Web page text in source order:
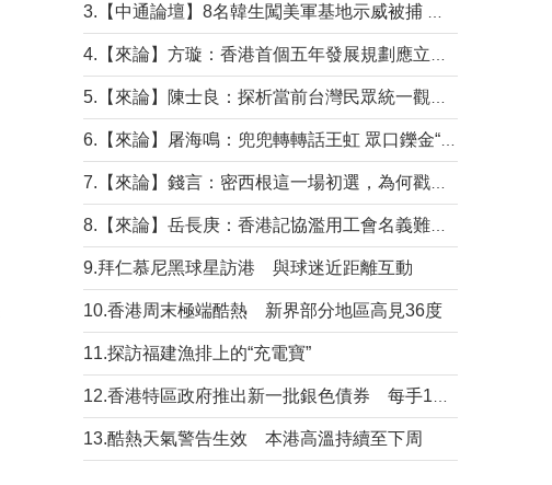
9.拜仁慕尼黑球星訪港 與球迷近距離互動
10.香港周末極端酷熱 新界部分地區高見36度
11.探訪福建漁排上的“充電寶”
13.酷熱天氣警告生效 本港高溫持續至下周